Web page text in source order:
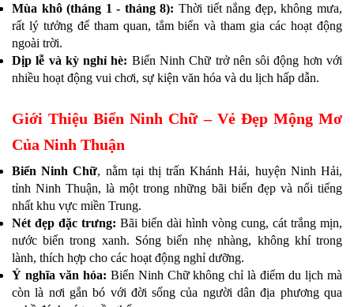
Mùa khô (tháng 1 - tháng 8): Thời tiết nắng đẹp, không mưa,
rất lý tưởng để tham quan, tắm biển và tham gia các hoạt động
ngoài trời.
Dịp lễ và kỳ nghỉ hè: Biển Ninh Chữ trở nên sôi động hơn với
nhiều hoạt động vui chơi, sự kiện văn hóa và du lịch hấp dẫn.
Giới Thiệu Biển Ninh Chữ – Vẻ Đẹp Mộng Mơ
Của Ninh Thuận
Biển Ninh Chữ, nằm tại thị trấn Khánh Hải, huyện Ninh Hải,
tỉnh Ninh Thuận, là một trong những bãi biển đẹp và nổi tiếng
nhất khu vực miền Trung.
Nét đẹp đặc trưng: Bãi biển dài hình vòng cung, cát trắng mịn,
nước biển trong xanh. Sóng biển nhẹ nhàng, không khí trong
lành, thích hợp cho các hoạt động nghỉ dưỡng.
Ý nghĩa văn hóa: Biển Ninh Chữ không chỉ là điểm du lịch mà
còn là nơi gắn bó với đời sống của người dân địa phương qua